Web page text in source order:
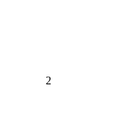
2